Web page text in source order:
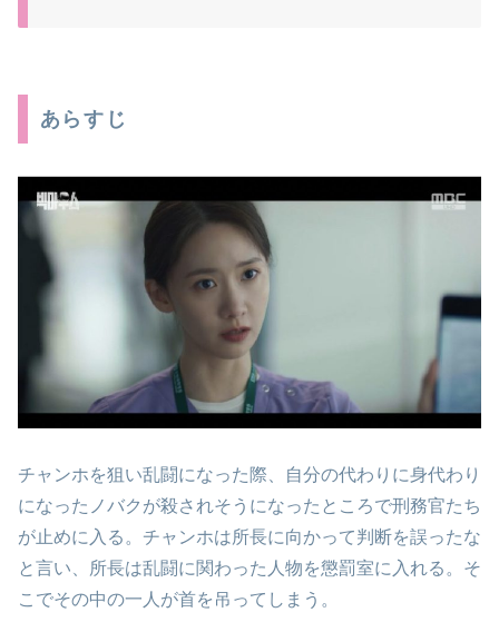
あらすじ
チャンホを狙い乱闘になった際、自分の代わりに身代わり
になったノバクが殺されそうになったところで刑務官たち
が止めに入る。チャンホは所長に向かって判断を誤ったな
と言い、所長は乱闘に関わった人物を懲罰室に入れる。そ
こでその中の一人が首を吊ってしまう。